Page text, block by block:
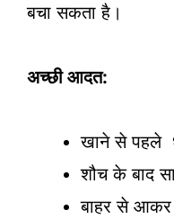
बचा सकता है।
अच्छी आदत:
खाने से पहले
शौच के बाद
बाहर से आकर